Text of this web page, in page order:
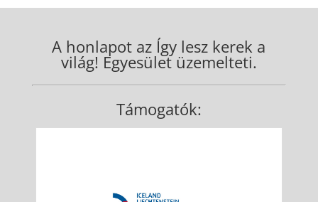
A honlapot az Így lesz kerek a
világ! Egyesület üzemelteti.
Támogatók: